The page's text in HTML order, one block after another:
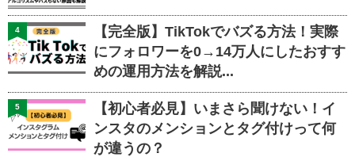
【完全版】TikTokでバズる方法！実際
にフォロワーを0→14万人にしたおすす
めの運用方法を解説...
4
【初心者必見】いまさら聞けない！イ
ンスタのメンションとタグ付けって何
が違うの？
5